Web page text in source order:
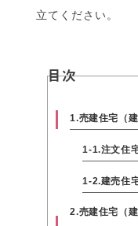
立てください。
目次
1.売建住宅（
1-1.注文住
1-2.建売住
2.売建住宅（